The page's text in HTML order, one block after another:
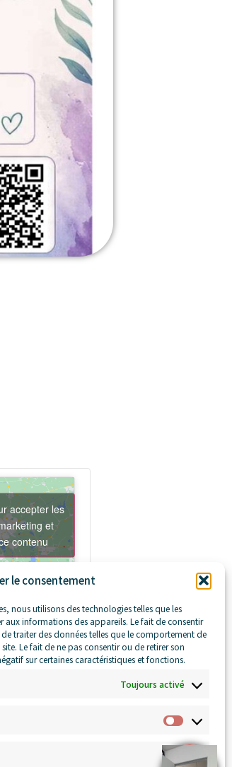
le consentement
nous utilisons des technologies telles que les
aux informations des appareils. Le fait de consentir
traiter des données telles que le comportement de
Le fait de ne pas consentir ou de retirer son
sur certaines caractéristiques et fonctions.
Toujours activé
accepter les
et
contenu